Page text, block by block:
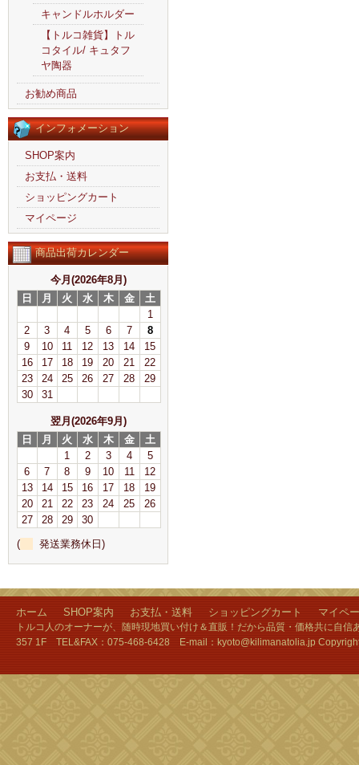
キャンドルホルダー
【トルコ雑貨】トル
コタイル/ キュタフ
ヤ陶器
お勧め商品
インフォメーション
SHOP案内
お支払・送料
ショッピングカート
マイページ
商品出荷カレンダー
今月(2026年8月)
日
月 火 水 木 金
土
1
2
3 4 5 6 7
8
9
10 11 12 13 14
15
16
17 18 19 20 21
22
23
24 25 26 27 28
29
30
31
翌月(2026年9月)
日
月 火 水 木 金
土
1
2 3 4
5
6
7 8 9 10 11
12
13
14 15 16 17 18
19
20
21 22 23 24 25
26
27
28 29
30
(
発送業務休日)
ホーム SHOP案内 お支払・送料 ショッピングカート マイペ
トルコ人のオーナーが、随時現地買い付け＆直販！だから品質・価格共に自
357 1F TEL&FAX：075-468-6428 E-mail：kyoto@kilimanatolia.jp